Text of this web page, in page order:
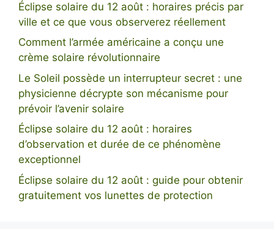
Éclipse solaire du 12 août : horaires précis par
ville et ce que vous observerez réellement
Comment l’armée américaine a conçu une
crème solaire révolutionnaire
Le Soleil possède un interrupteur secret : une
physicienne décrypte son mécanisme pour
prévoir l’avenir solaire
Éclipse solaire du 12 août : horaires
d’observation et durée de ce phénomène
exceptionnel
Éclipse solaire du 12 août : guide pour obtenir
gratuitement vos lunettes de protection